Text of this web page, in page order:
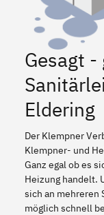
Gesagt
Eldering
Der Klempner
Klempner- und
Ganz egal ob es
Heizung handelt.
sich an mehreren
möglich schnell